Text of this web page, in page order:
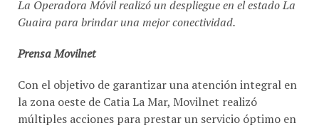
Guaira para brindar una mejor conectividad.
la zona oeste de Catia La Mar, Movilnet realizó
múltiples acciones para prestar un servicio óptimo en
las zonas de Marapa Marina, La Soublette, La